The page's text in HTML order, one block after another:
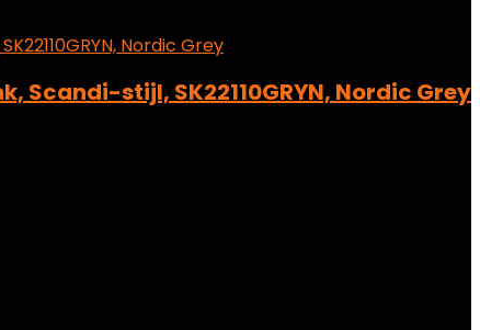
Scandi-stijl, SK22110GRYN, Nordic Grey